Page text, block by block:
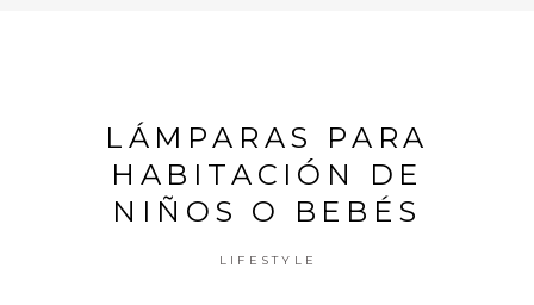
LÁMPARAS PARA
HABITACIÓN DE
NIÑOS O BEBÉS
LIFESTYLE